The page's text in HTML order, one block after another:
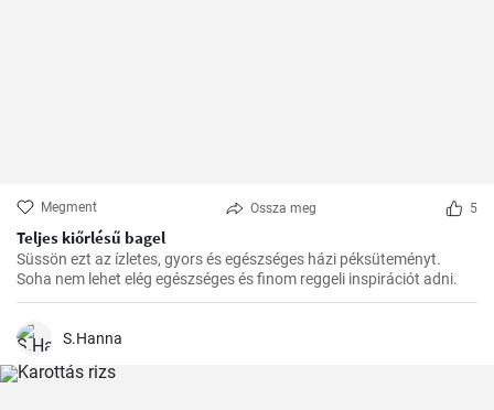
Megment Ossza meg 5
Teljes kiőrlésű bagel
Süssön ezt az ízletes, gyors és egészséges házi péksüteményt.
Soha nem lehet elég egészséges és finom reggeli inspirációt adni.
S.Hanna